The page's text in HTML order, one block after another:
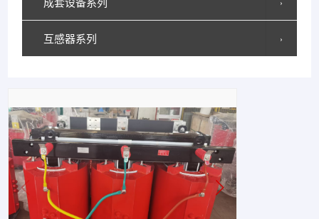
互感器系列 ›